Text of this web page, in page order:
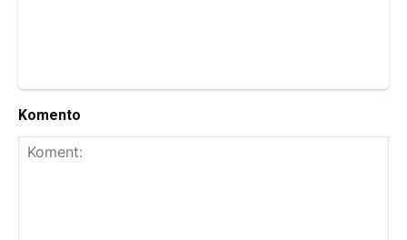
Komento